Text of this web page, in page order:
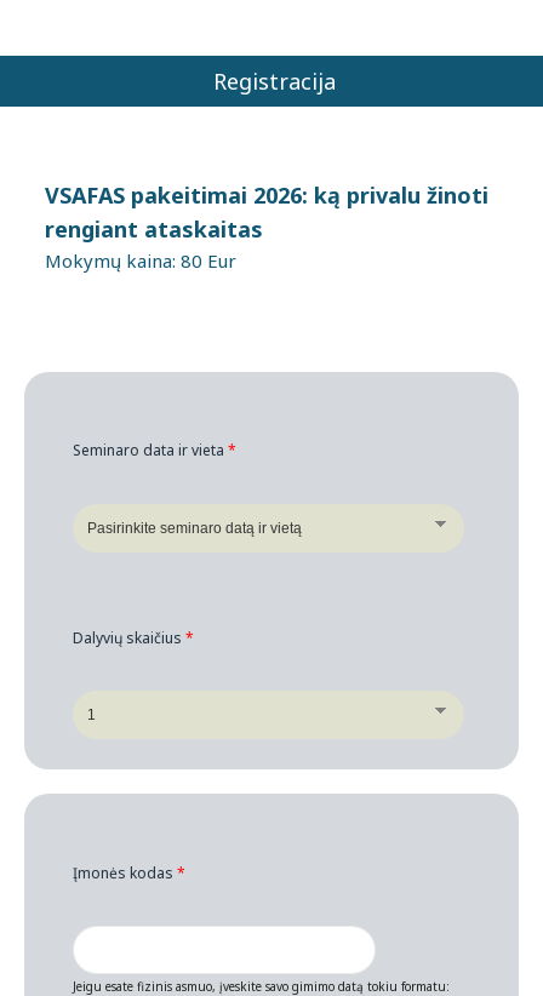
Registracija
VSAFAS pakeitimai 2026: ką privalu žinoti
rengiant ataskaitas
Mokymų kaina: 80 Eur
Seminaro data ir vieta *
Dalyvių skaičius *
Įmonės kodas *
Jeigu esate fizinis asmuo, įveskite savo gimimo datą tokiu formatu: